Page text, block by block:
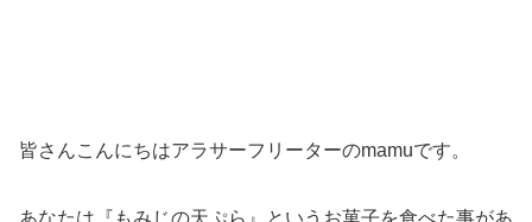
皆さんこんにちはアラサーフリーターのmamuです。
あなたは『もみじの天ぷら』というお菓子を食べた事があ